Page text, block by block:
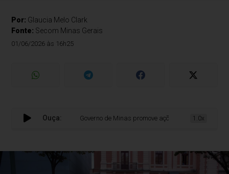
Por: Glaucia Melo Clark
Fonte: Secom Minas Gerais
01/06/2026 às 16h25
Ouça: Governo de Minas promove ações de 1.0x